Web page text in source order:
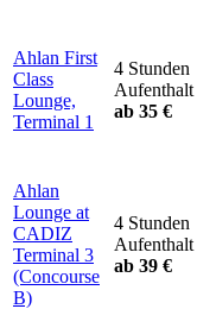
Ahlan First
Class
Lounge,
Terminal 1
4 Stunden
Aufenthalt
ab 35 €
Ahlan
Lounge at
CADIZ
Terminal 3
(Concourse
B)
4 Stunden
Aufenthalt
ab 39 €